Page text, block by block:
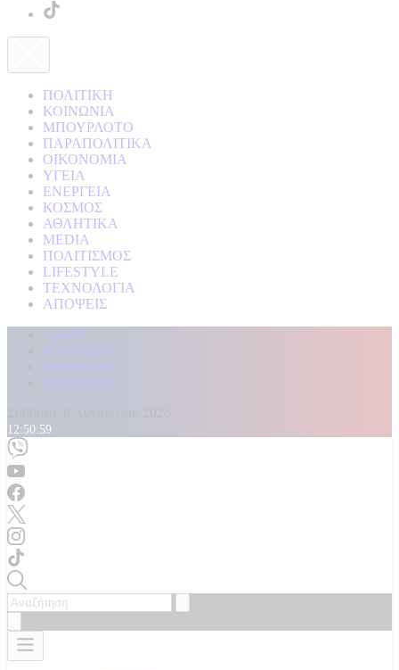
ΠΟΛΙΤΙΚΗ
ΚΟΙΝΩΝΙΑ
ΜΠΟΥΡΛΟΤΟ
ΠΑΡΑΠΟΛΙΤΙΚΑ
ΟΙΚΟΝΟΜΙΑ
ΥΓΕΙΑ
ΕΝΕΡΓΕΙΑ
ΚΟΣΜΟΣ
ΑΘΛΗΤΙΚΑ
MEDIA
ΠΟΛΙΤΙΣΜΟΣ
LIFESTYLE
ΤΕΧΝΟΛΟΓΙΑ
ΑΠΟΨΕΙΣ
Αρχική
Kontra Live
Καταγγελίες
Επικοινωνία
12:51:00